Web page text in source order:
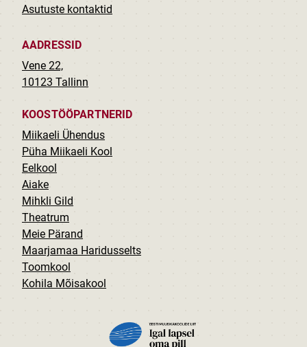
Asutuste kontaktid
AADRESSID
Vene 22,
10123 Tallinn
KOOSTÖÖPARTNERID
Miikaeli Ühendus
Püha Miikaeli Kool
Eelkool
Aiake
Mihkli Gild
Theatrum
Meie Pärand
Maarjamaa Haridusselts
Toomkool
Kohila Mõisakool
PILT